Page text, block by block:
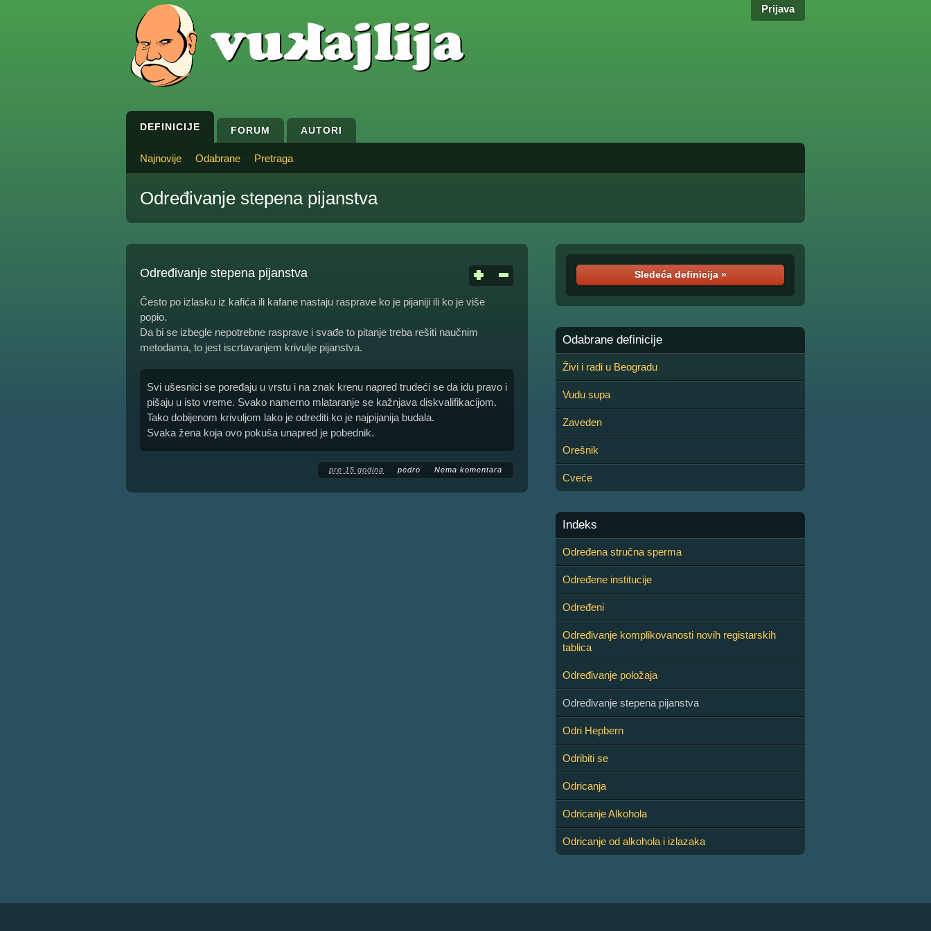
Prijava
DEFINICIJE FORUM AUTORI
Najnovije Odabrane Pretraga
Određivanje stepena pijanstva
Određivanje stepena pijanstva
Često po izlasku iz kafića ili kafane nastaju rasprave ko je pijaniji ili ko je više
popio.
Da bi se izbegle nepotrebne rasprave i svađe to pitanje treba rešiti naučnim
metodama, to jest iscrtavanjem krivulje pijanstva.
Svi ušesnici se poređaju u vrstu i na znak krenu napred trudeći se da idu pravo i
pišaju u isto vreme. Svako namerno mlataranje se kažnjava diskvalifikacijom.
Tako dobijenom krivuljom lako je odrediti ko je najpijanija budala.
Svaka žena koja ovo pokuša unapred je pobednik.
pre 15 godina pedro Nema komentara
Sledeća definicija »
Odabrane definicije
Živi i radi u Beogradu
Vudu supa
Zaveden
Orešnik
Cveće
Indeks
Određena stručna sperma
Određene institucije
Određeni
Određivanje komplikovanosti novih registarskih
tablica
Određivanje položaja
Određivanje stepena pijanstva
Odri Hepbern
Odribiti se
Odricanja
Odricanje Alkohola
Odricanje od alkohola i izlazaka